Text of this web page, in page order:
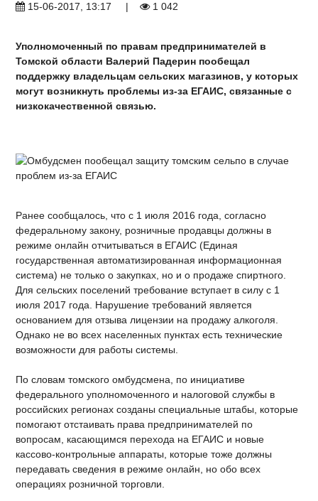
15-06-2017, 13:17 | 1 042
Уполномоченный по правам предпринимателей в
Томской области Валерий Падерин пообещал
поддержку владельцам сельских магазинов, у которых
могут возникнуть проблемы из-за ЕГАИС, связанные с
низкокачественной связью.
Ранее сообщалось, что с 1 июля 2016 года, согласно
федеральному закону, розничные продавцы должны в
режиме онлайн отчитываться в ЕГАИС (Единая
государственная автоматизированная информационная
система) не только о закупках, но и о продаже спиртного.
Для сельских поселений требование вступает в силу с 1
июля 2017 года. Нарушение требований является
основанием для отзыва лицензии на продажу алкоголя.
Однако не во всех населенных пунктах есть технические
возможности для работы системы.
По словам томского омбудсмена, по инициативе
федерального уполномоченного и налоговой службы в
российских регионах созданы специальные штабы, которые
помогают отстаивать права предпринимателей по
вопросам, касающимся перехода на ЕГАИС и новые
кассово-контрольные аппараты, которые тоже должны
передавать сведения в режиме онлайн, но обо всех
операциях розничной торговли.